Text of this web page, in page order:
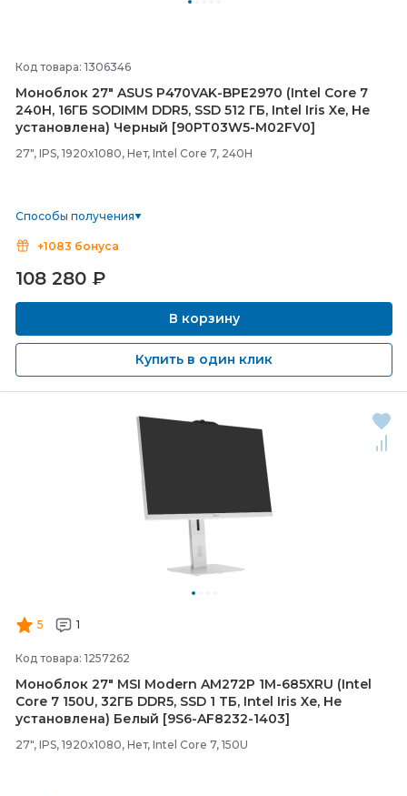
Код товара: 1306346
Моноблок 27" ASUS P470VAK-BPE2970 (Intel Core 7
240H, 16ГБ SODIMM DDR5, SSD 512 ГБ, Intel Iris Xe, Не
установлена) Черный [90PT03W5-M02FV0]
27", IPS, 1920x1080, Нет, Intel Core 7, 240H
Способы получения
+1083 бонуса
108 280 ₽
В корзину
Купить в один клик
5 1
Код товара: 1257262
Моноблок 27" MSI Modern AM272P 1M-685XRU (Intel
Core 7 150U, 32ГБ DDR5, SSD 1 ТБ, Intel Iris Xe, Не
установлена) Белый [9S6-AF8232-1403]
27", IPS, 1920x1080, Нет, Intel Core 7, 150U